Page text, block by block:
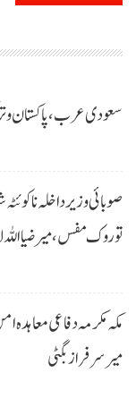
سعودی عرب، پاکستان و
صوبائی وزیر داخلہ نا
توروک مفس، میر ضیا اللہ
مکہ مکرمہ دفاعی
میر سرفراز بگٹی